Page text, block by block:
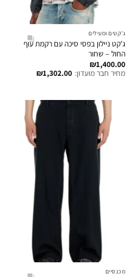
ג'קטים ומעילים
ג'קט ניילון בפסי סיכה עם רקמת עוף
החול – שחור
₪1,400.00
מחיר חבר מועדון: ₪1,302.00
מכנסיים